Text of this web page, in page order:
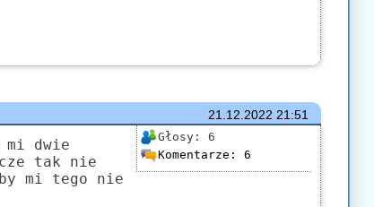
21.12.2022 21:51
Głosy: 6
Komentarze: 6
mi dwie
tak nie
mi tego nie